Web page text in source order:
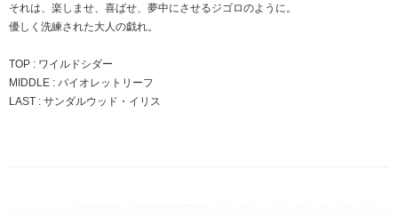
それは、楽しませ、喜ばせ、夢中にさせるジゴロのように。
優しく洗練された大人の戯れ。
TOP : ワイルドシダー
MIDDLE : バイオレットリーフ
LAST : サンダルウッド・イリス